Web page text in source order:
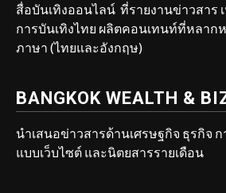
สื่อบันเทิงออนไลน์ ที่รายงานข่าวสาร
การบันเทิงไทย ผลิตคอนเทนท์ที่หลาก
ภาษา (ไทยและอังกฤษ)
BANGKOK WEALTH &
นำเสนอข่าวสารด้านเศรษฐกิจ ธุรกิจ
แบบเว็บไซต์ และนิตยสารรายเดือน